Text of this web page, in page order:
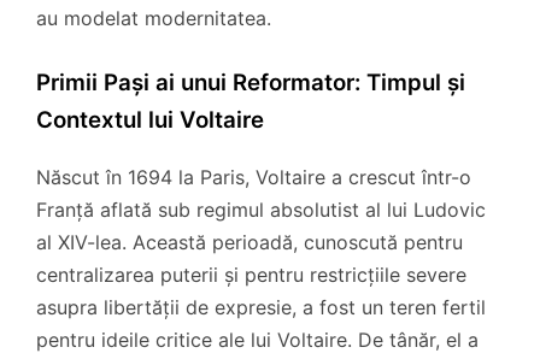
au modelat modernitatea.
Primii Pași ai unui Reformator: Timpul și
Contextul lui Voltaire
Născut în 1694 la Paris, Voltaire a crescut într-o
Franță aflată sub regimul absolutist al lui Ludovic
al XIV-lea. Această perioadă, cunoscută pentru
centralizarea puterii și pentru restricțiile severe
asupra libertății de expresie, a fost un teren fertil
pentru ideile critice ale lui Voltaire. De tânăr, el a